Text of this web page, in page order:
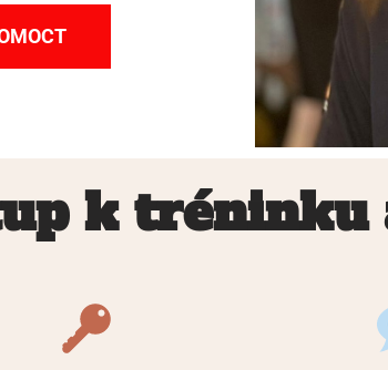
k tréninku